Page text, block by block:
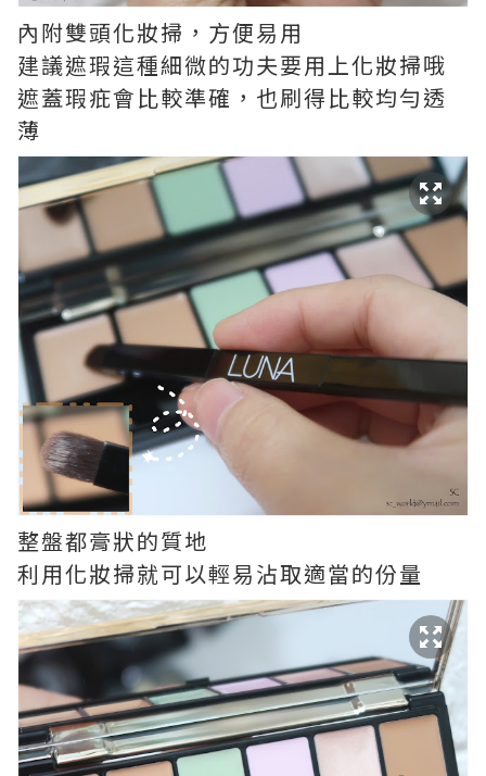
內附雙頭化妝掃，方便易用
建議遮瑕這種細微的功夫要用上化妝掃哦
遮蓋瑕疪會比較準確，也刷得比較均勻透
薄
整盤都膏狀的質地
利用化妝掃就可以輕易沾取適當的份量